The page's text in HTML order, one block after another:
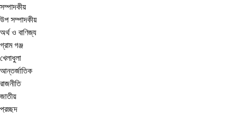
সম্পাদকীয়
উপ সম্পাদকীয়
অর্থ ও বাণিজ্য
গ্রাম গঞ্জ
খেলাধুলা
আন্তর্জাতিক
রাজনীতি
জাতীয়
প্রচ্ছদ